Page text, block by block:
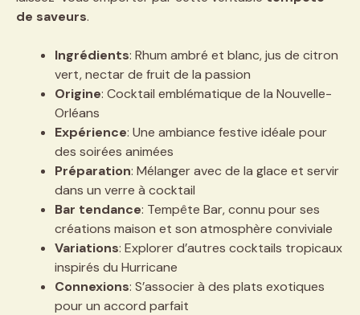
de saveurs.
Ingrédients: Rhum ambré et blanc, jus de citron
vert, nectar de fruit de la passion
Origine: Cocktail emblématique de la Nouvelle-
Orléans
Expérience: Une ambiance festive idéale pour
des soirées animées
Préparation: Mélanger avec de la glace et servir
dans un verre à cocktail
Bar tendance: Tempête Bar, connu pour ses
créations maison et son atmosphère conviviale
Variations: Explorer d’autres cocktails tropicaux
inspirés du Hurricane
Connexions: S’associer à des plats exotiques
pour un accord parfait